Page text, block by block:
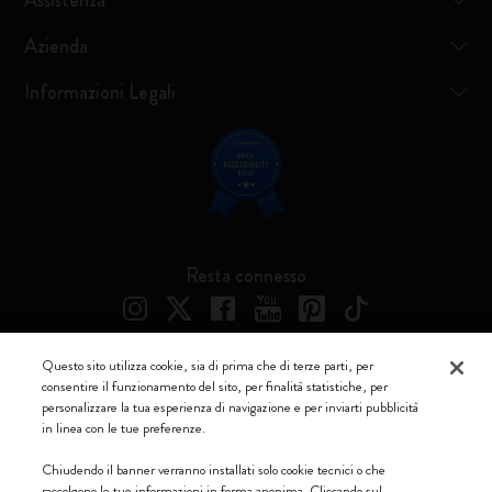
Azienda
Informazioni Legali
Resta connesso
Moleskine ® è un marchio registrato di Moleskine Srl a socio unico
Moleskine srl a socio unico - Via Bergognone, 34 – 20144 Milano -
Soc. €2.181.513,42
Questo sito utilizza cookie, sia di prima che di terze parti, per
consentire il funzionamento del sito, per finalità statistiche, per
personalizzare la tua esperienza di navigazione e per inviarti pubblicità
in linea con le tue preferenze.
Chiudendo il banner verranno installati solo cookie tecnici o che